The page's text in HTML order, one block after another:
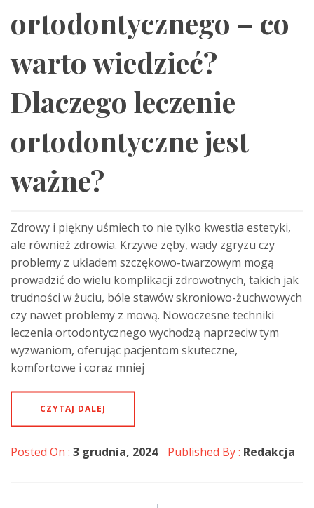
ortodontycznego – co
warto wiedzieć?
Dlaczego leczenie
ortodontyczne jest
ważne?
Zdrowy i piękny uśmiech to nie tylko kwestia estetyki,
ale również zdrowia. Krzywe zęby, wady zgryzu czy
problemy z układem szczękowo-twarzowym mogą
prowadzić do wielu komplikacji zdrowotnych, takich jak
trudności w żuciu, bóle stawów skroniowo-żuchwowych
czy nawet problemy z mową. Nowoczesne techniki
leczenia ortodontycznego wychodzą naprzeciw tym
wyzwaniom, oferując pacjentom skuteczne,
komfortowe i coraz mniej
CZYTAJ DALEJ
Posted On : 3 grudnia, 2024 Published By : Redakcja